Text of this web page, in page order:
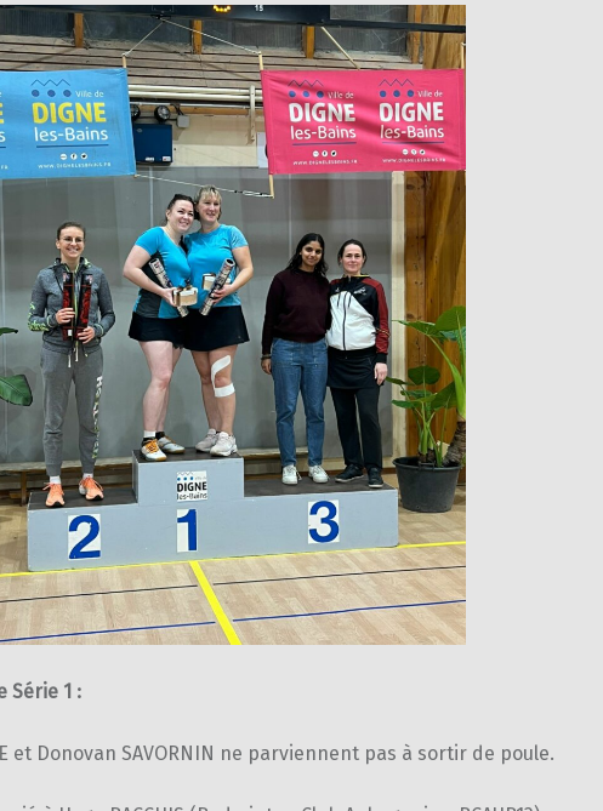
Série 1 :
et Donovan SAVORNIN ne parviennent pas à sortir de poule.